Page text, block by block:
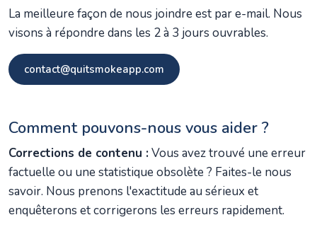
La meilleure façon de nous joindre est par e-mail. Nous
visons à répondre dans les 2 à 3 jours ouvrables.
contact@quitsmokeapp.com
Comment pouvons-nous vous aider ?
Corrections de contenu :Vous avez trouvé une erreur
factuelle ou une statistique obsolète ? Faites-le nous
savoir. Nous prenons l'exactitude au sérieux et
enquêterons et corrigerons les erreurs rapidement.